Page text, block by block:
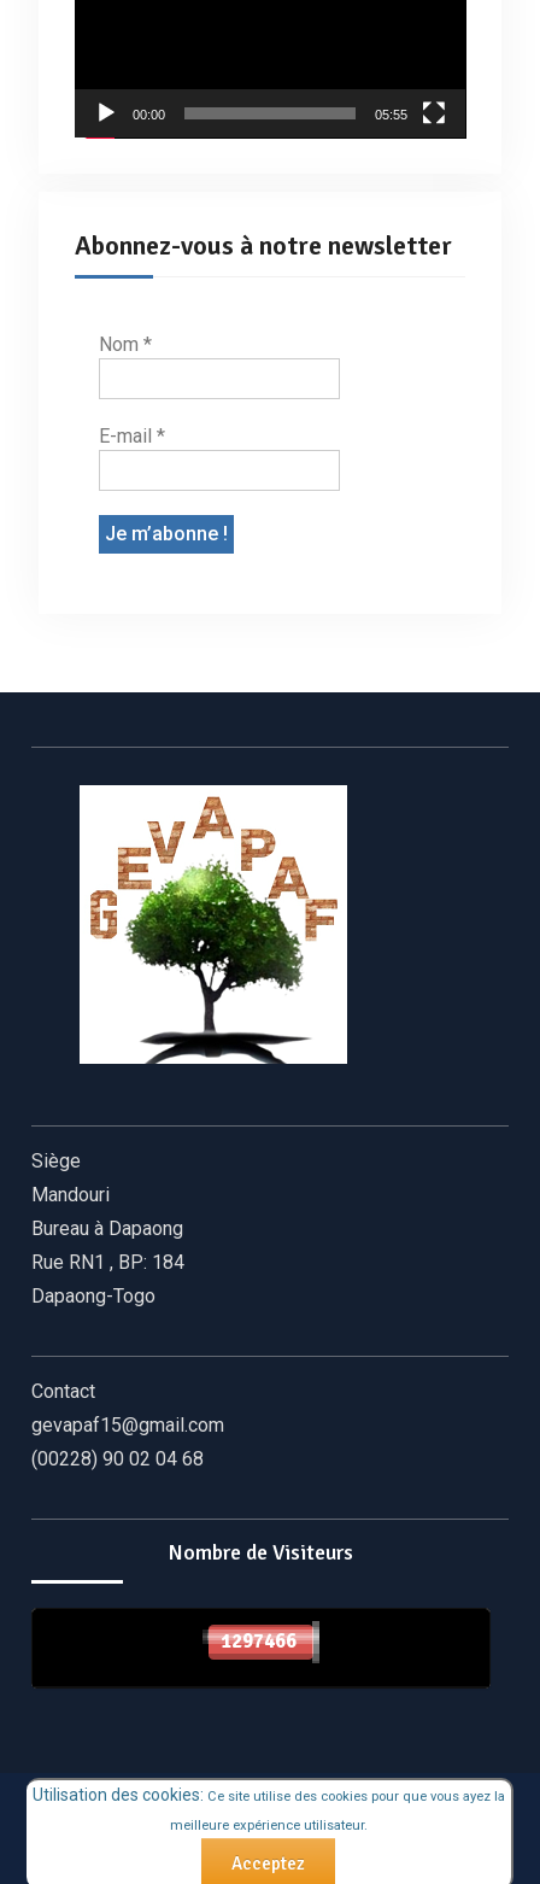
00:00 05:55
Abonnez-vous à notre newsletter
Nom *
E-mail *
Siège
Mandouri
Bureau à Dapaong
Rue RN1, BP: 184
Dapaong-Togo
Contact
gevapaf15@gmail.com
(00228) 90 02 04 68
Nombre de Visiteurs
1297466
1297466
Education Mind parAxle Themes
Utilisation des cookies: Ce site utilise des cookies pour que vous ayez la
meilleure expérience utilisateur.
Acceptez